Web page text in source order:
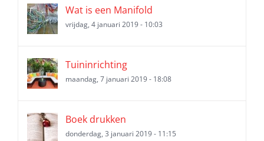
Wat is een Manifold
vrijdag, 4 januari 2019 - 10:03
Tuininrichting
maandag, 7 januari 2019 - 18:08
Boek drukken
donderdag, 3 januari 2019 - 11:15